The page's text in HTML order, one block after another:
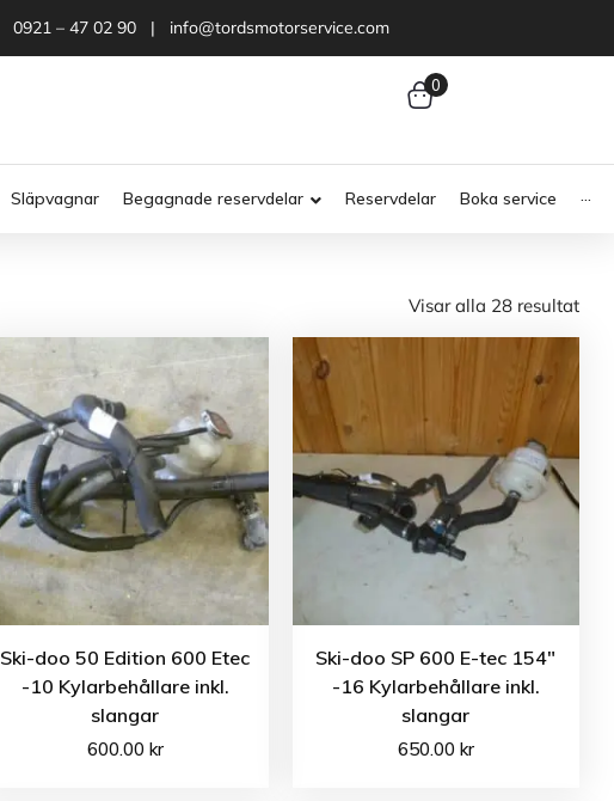
0921 – 47 02 90 | info@tordsmotorservice.com
0
Släpvagnar Begagnade reservdelar Reservdelar Boka service ···
Visar alla 28 resultat
Ski-doo 50 Edition 600 Etec
-10 Kylarbehållare inkl.
slangar
600.00 kr
Ski-doo SP 600 E-tec 154″
-16 Kylarbehållare inkl.
slangar
650.00 kr